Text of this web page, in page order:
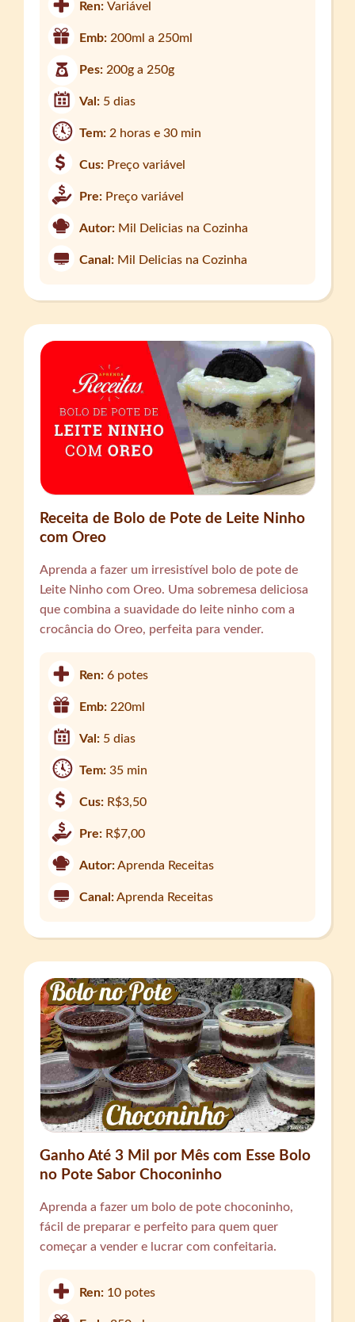
Ren:Variável
Emb: 200ml a 250ml
Pes: 200g a 250g
Val: 5 dias
Tem: 2 horas e 30 min
Cus: Preço variável
Pre: Preço variável
Autor: Mil Delicias na Cozinha
Canal: Mil Delicias na Cozinha
Receita de Bolo de Pote de Leite Ninho
com Oreo
Aprenda a fazer um irresistível bolo de pote de
Leite Ninho com Oreo. Uma sobremesa deliciosa
que combina a suavidade do leite ninho com a
crocância do Oreo, perfeita para vender.
Ren:6 potes
Emb:220ml
Val: 5 dias
Tem:35 min
Cus: R$3,50
Pre: R$7,00
Autor:Aprenda Receitas
Canal:Aprenda Receitas
Ganho Até 3 Mil por Mês com Esse Bolo
no Pote Sabor Choconinho
Aprenda a fazer um bolo de pote choconinho,
fácil de preparar e perfeito para quem quer
começar a vender e lucrar com confeitaria.
Ren: 10 potes